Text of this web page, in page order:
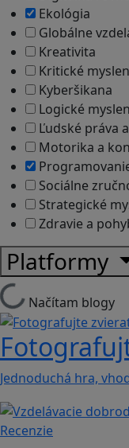
Ekológia
Globálne
Kreativita
Kritické
Kyberšikana
Logické
Ľudské práva
Motorika a
Sociálne
Strategické
Zdravie a
Platformy
Načítam blogy
Jednoduchá hra,
Recenzie